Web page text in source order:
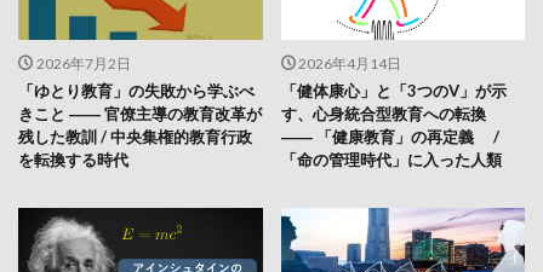
2026年7月2日
「ゆとり教育」の失敗から学ぶべ
きこと ―― 官僚主導の教育改革が
残した教訓 / 中央集権的教育行政
を転換する時代
2026年4月14日
「健体康心」と「3つのV」が示
す、心身統合型教育への転換
―― 「健康教育」の再定義 /
「命の管理時代」に入った人類